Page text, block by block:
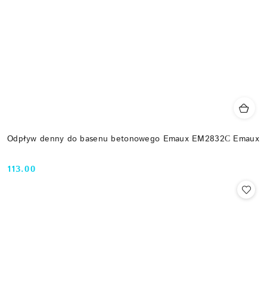
Odpływ denny do basenu betonowego Emaux EM2832С Emaux
Cena:
113.00